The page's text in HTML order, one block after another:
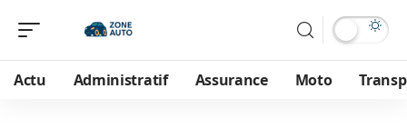
Actu Administratif Assurance Moto